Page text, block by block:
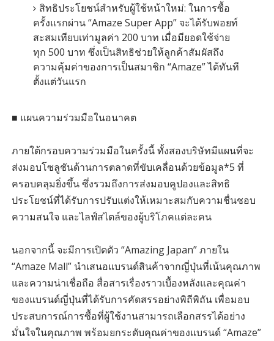
สิทธิประโยชน์สำหรับผู้ใช้หน้าใหม่: ในการซื้อ
ครั้งแรกผ่าน “Amaze Super App” จะได้รับพอยท์
สะสมเทียบเท่ามูลค่า 200 บาท เมื่อมียอดใช้จ่าย
ทุก 500 บาท ซึ่งเป็นสิทธิช่วยให้ลูกค้าสัมผัสถึง
ความคุ้มค่าของการเป็นสมาชิก “Amaze” ได้ทันที
ตั้งแต่วันแรก
■ แผนความร่วมมือในอนาคต
ภายใต้กรอบความร่วมมือในครั้งนี้ ทั้งสองบริษัทมีแผนที่จะ
ส่งมอบโซลูชันด้านการตลาดที่ขับเคลื่อนด้วยข้อมูล*5 ที่
ครอบคลุมยิ่งขึ้น ซึ่งรวมถึงการส่งมอบคูปองและสิทธิ
ประโยชน์ที่ได้รับการปรับแต่งให้เหมาะสมกับความชื่นชอบ
ความสนใจ และไลฟ์สไตล์ของผู้บริโภคแต่ละคน
นอกจากนี้ จะมีการเปิดตัว “Amazing Japan” ภายใน
“Amaze Mall” นำเสนอแบรนด์สินค้าจากญี่ปุ่นที่เน้นคุณภาพ
และความน่าเชื่อถือ สื่อสารเรื่องราวเบื้องหลังและคุณค่า
ของแบรนด์ญี่ปุ่นที่ได้รับการคัดสรรอย่างพิถีพิถัน เพื่อมอบ
ประสบการณ์การซื้อที่ผู้ใช้งานสามารถเลือกสรรได้อย่าง
มั่นใจในคุณภาพ พร้อมยกระดับคุณค่าของแบรนด์ “Amaze”